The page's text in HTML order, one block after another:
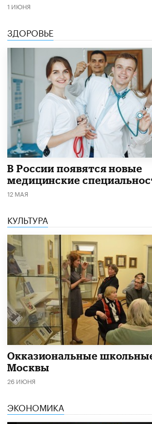
1 ИЮНЯ
ЗДОРОВЬЕ
В России появятся новые
медицинские
12 МАЯ
КУЛЬТУРА
​Окказиональные
Москвы
26 ИЮНЯ
ЭКОНОМИКА